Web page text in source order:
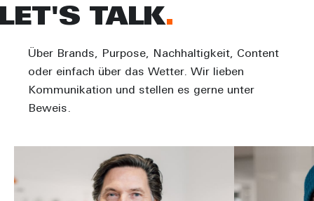
TALK
Über Brands, Purpose, Nachhaltigkeit, Content
oder einfach über das Wetter. Wir lieben
Kommunikation und stellen es gerne unter
Beweis.